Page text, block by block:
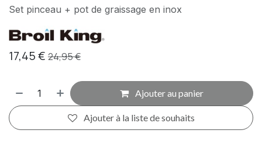
Set pinceau + pot de graissage en inox
17,45€ 24,95€
Ajouter au panier
Ajouter à la liste de souhaits